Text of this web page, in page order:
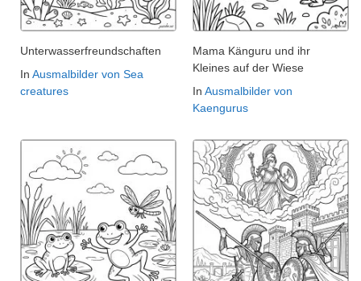
Unterwasserfreundschaften
In Ausmalbilder von Sea
creatures
Mama Känguru und ihr
Kleines auf der Wiese
In Ausmalbilder von
Kaengurus